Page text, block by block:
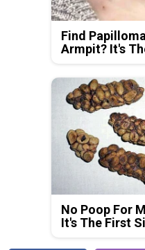
Find
Armpit? It's
No Poop For
It's The First